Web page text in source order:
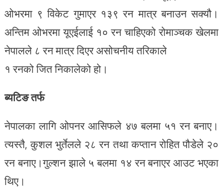
ओभरमा ९ विकेट गुमाएर १३९ रन मात्र बनाउन सक्यौ।
अन्तिम ओभरमा यूएईलाई १० रन चाहिएको रोमाञ्चक खेलमा
नेपालले ८ रन मात्र दिएर असोचनीय तरिकाले
१ रनको जित निकालेको हो।
ब्यटिङ तर्फ
नेपालका लागि ओपनर आसिफले ४७ बलमा ५१ रन बनाए।
त्यस्तै, कुशल भुर्तेलले २८ रन तथा कप्तान रोहित पौडेले २०
रन बनाए।गुल्शन झाले ५ बलमा १४ रन बनाएर आउट भएका
थिए।